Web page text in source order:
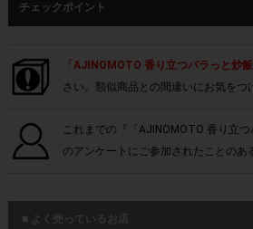
チェックポイント
「AJINOMOTO 香り立つパラっと炒
さい。類似商品との間違いにお気をつ
これまでの『「AJINOMOTO 香り立つ
のアンケートにご参加されたことのあ
■ よく売っているお店